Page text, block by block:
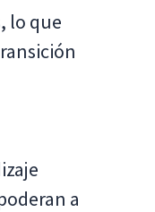
lo que
a